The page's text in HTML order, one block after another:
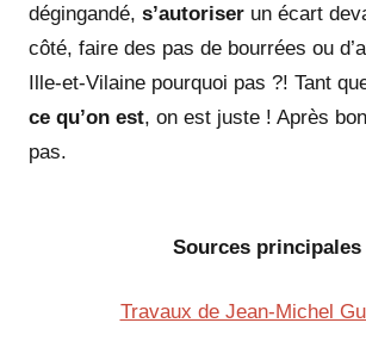
dégingandé, s’autoriser un écart
côté, faire des pas de bourrées ou
Ille-et-Vilaine pourquoi pas ?! Tant
ce qu’on est, on est juste ! Après
pas.
Sources principales
Travaux de Jean-Michel